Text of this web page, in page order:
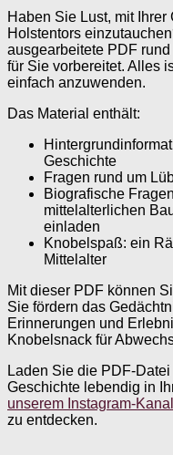
Haben Sie Lust, mit
Holstentors
ausgearbeitete PDF
für Sie vorbereitet. Alles
einfach anzuwenden.
Das Material enthält:
Geschichte
Fragen rund um
Biografische
mittelalterlichen
einladen
Knobelspaß: ein
Mittelalter
Mit dieser PDF können
Sie fördern das
Erinnerungen und
Knobelsnack für
Laden Sie die PDF-
Geschichte lebendig in
unserem Instagram-Kanal
zu entdecken.